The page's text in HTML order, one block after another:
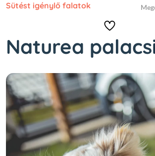
Sütést igénylő falatok
Naturea